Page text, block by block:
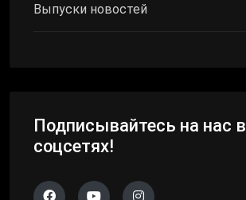
Выпуски новостей
Подписывайтесь на нас в
соцсетях!